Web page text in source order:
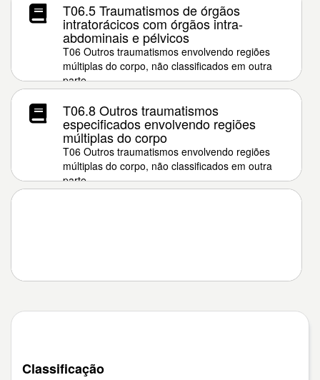
T06.5 Traumatismos de órgãos
intratorácicos com órgãos intra-
abdominais e pélvicos
T06 Outros traumatismos envolvendo regiões
múltiplas do corpo, não classificados em outra
parte
T06.8 Outros traumatismos
especificados envolvendo regiões
múltiplas do corpo
T06 Outros traumatismos envolvendo regiões
múltiplas do corpo, não classificados em outra
parte
Classificação